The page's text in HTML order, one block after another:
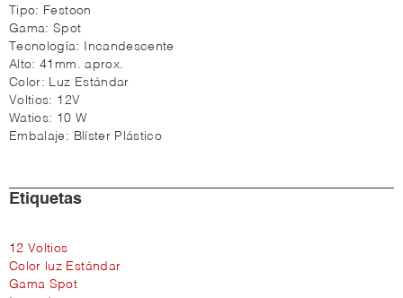
Tipo: Festoon
Gama:Spot
Tecnología:
Incandescente
Alto:41mm. aprox.
Color: Luz Estándar
Voltios: 12V
Watios: 10 W
Embalaje: Blíster Plástico
Etiquetas
12 Voltios
Color luz Estándar
Gama Spot